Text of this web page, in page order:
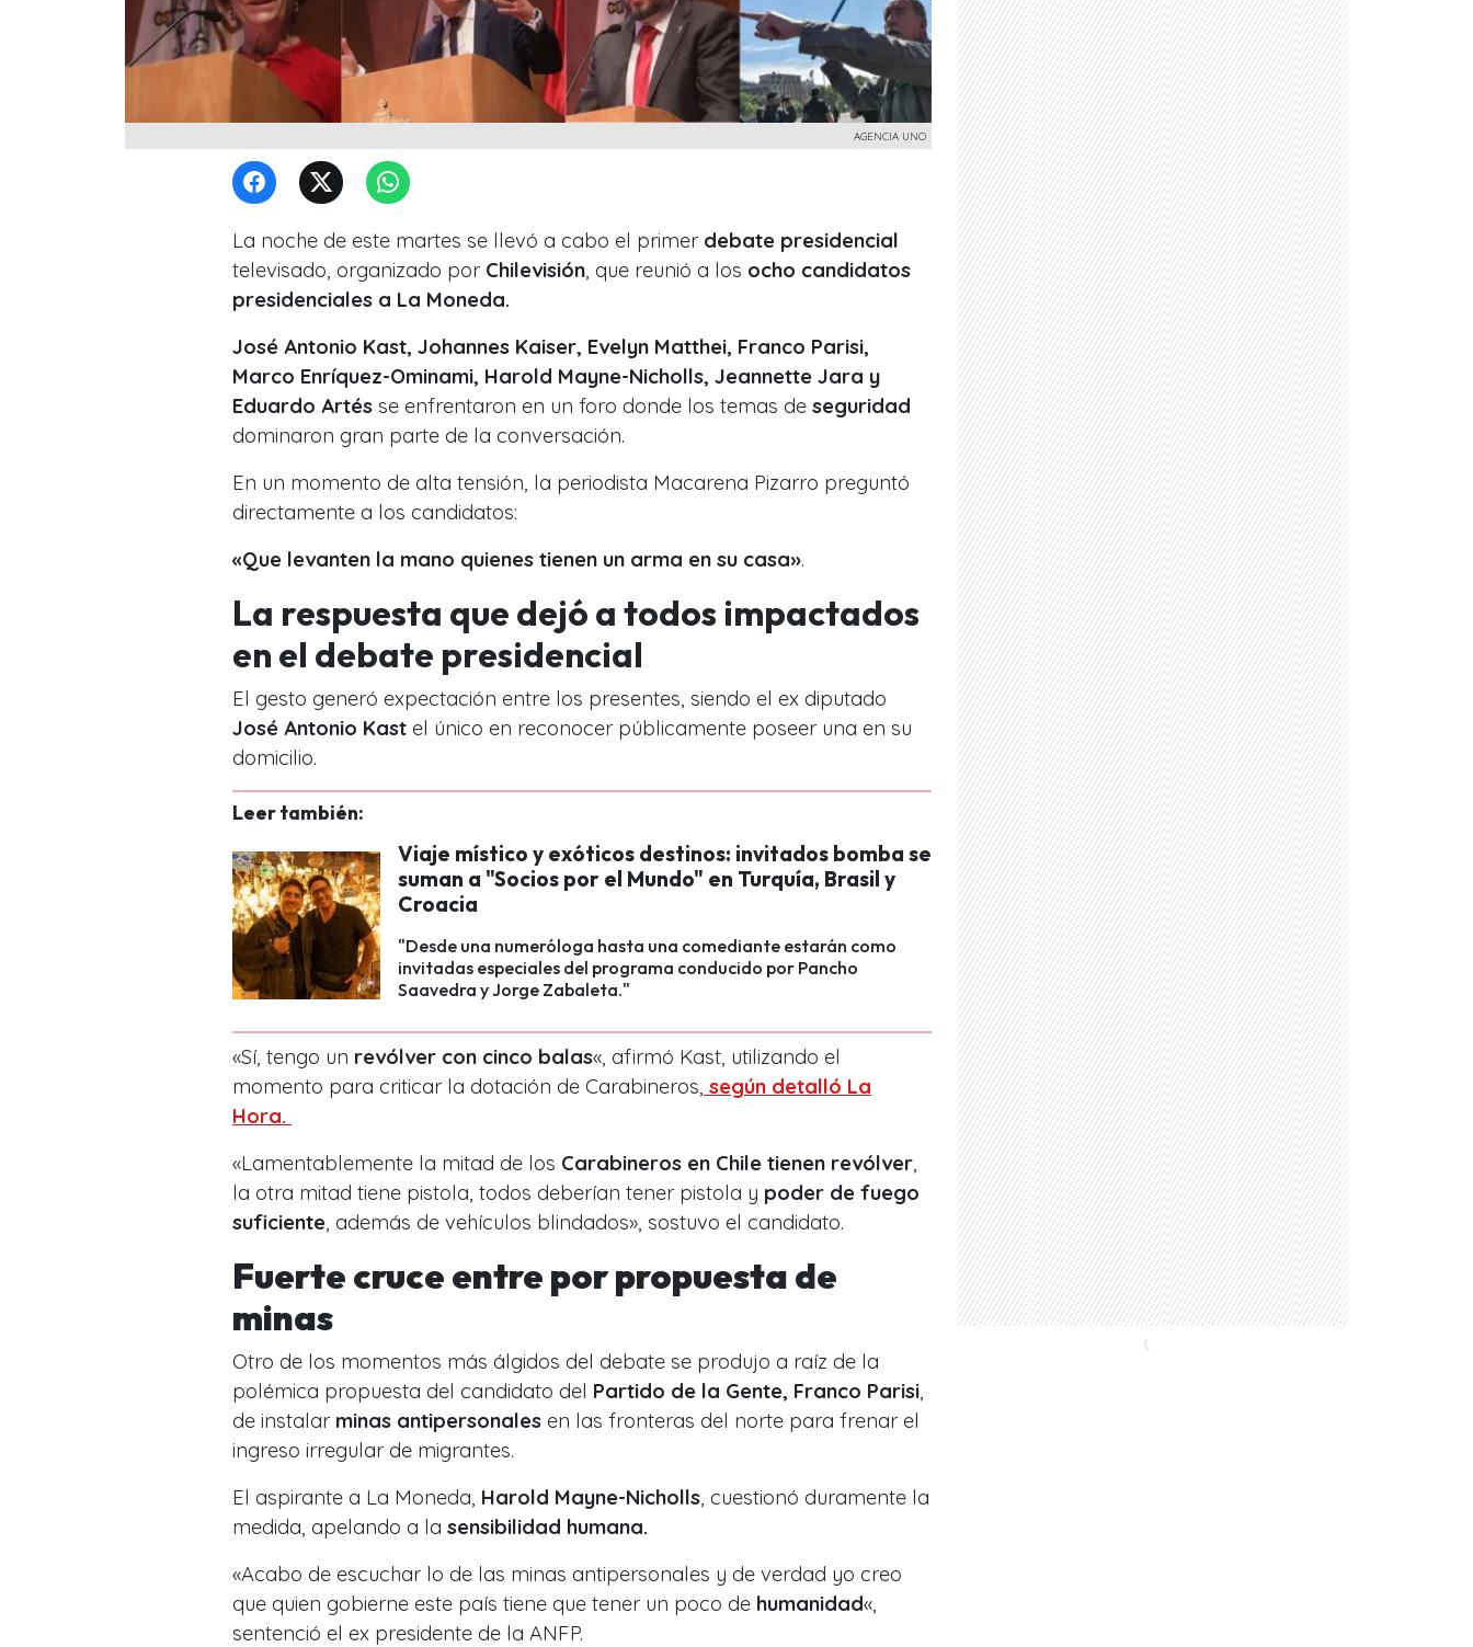
AGENCIA UNO
La noche de este martes se llevó a cabo el primer debate presidencial
televisado, organizado por Chilevisión , que reunió a los ocho candidatos
presidenciales a La Moneda.
José Antonio Kast, Johannes Kaiser, Evelyn Matthei, Franco Parisi,
Marco Enríquez-Ominami, Harold Mayne-Nicholls, Jeannette Jara y
Eduardo Artés se enfrentaron en un foro donde los temas de seguridad
dominaron gran parte de la conversación.
En un momento de alta tensión, la periodista Macarena Pizarro preguntó
directamente a los candidatos:
«Que levanten la mano quienes tienen un arma en su casa».
La respuesta que dejó a todos impactados
en el debate presidencial
El gesto generó expectación entre los presentes, siendo el ex diputado
José Antonio Kast el único en reconocer públicamente poseer una en su
domicilio.
Leer también:
Viaje místico y exóticos destinos: invitados bomba se
suman a "Socios por el Mundo" en Turquía, Brasil y
Croacia
"Desde una numeróloga hasta una comediante estarán como
invitadas especiales del programa conducido por Pancho
Saavedra y Jorge Zabaleta."
«Sí, tengo un revólver con cinco balas«, afirmó Kast, utilizando el
momento para criticar la dotación de Carabineros, según detalló La
Hora.
«Lamentablemente la mitad de los Carabineros en Chile tienen revólver
la otra mitad tiene pistola, todos deberían tener pistola y poder de fuego
suficiente , además de vehículos blindados», sostuvo el candidato.
Fuerte cruce entre por propuesta de
minas
Otro de los momentos más álgidos del debate se produjo a raíz de la
polémica propuesta del candidato del Partido de la Gente, Franco Parisi
de instalar minas antipersonales en las fronteras del norte para frenar el
ingreso irregular de migrantes.
El aspirante a La Moneda, Harold Mayne-Nicholls , cuestionó duramente la
medida, apelando a la sensibilidad humana.
«Acabo de escuchar lo de las minas antipersonales y de verdad yo creo
que quien gobierne este país tiene que tener un poco de humanidad«,
sentenció el ex presidente de la ANFP.